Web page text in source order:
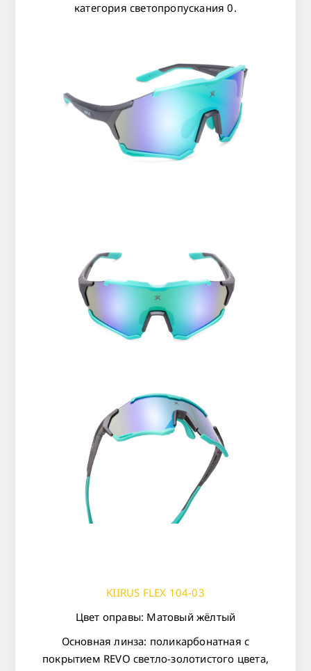
категория светопропускания 0.
KIIRUS FLEX 104-03
Цвет оправы: Матовый жёлтый
Основная линза: поликарбонатная с
покрытием REVO светло-золотистого цвета,